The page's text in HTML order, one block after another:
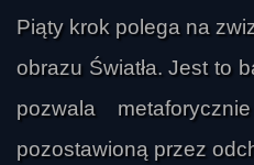
Piąty krok polega na
obrazu Światła. Jest to
pozwala
pozostawioną przez